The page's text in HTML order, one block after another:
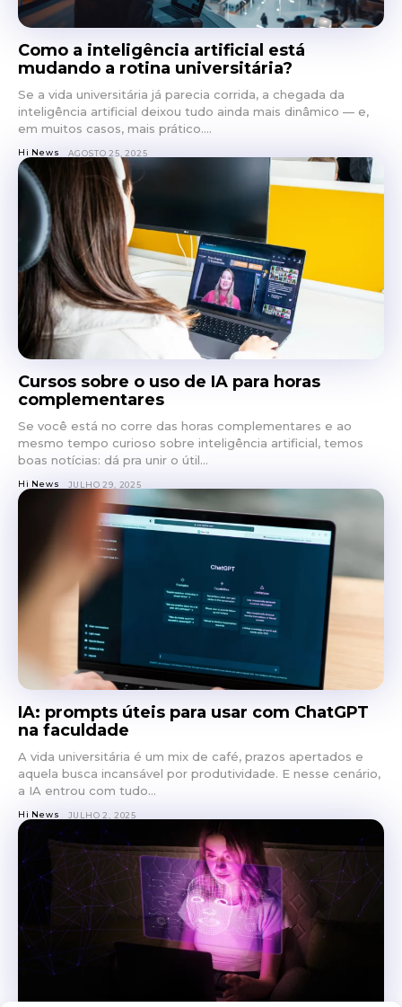
Como a inteligência artificial está
mudando a rotina universitária?
Se a vida universitária já parecia corrida, a chegada da
inteligência artificial deixou tudo ainda mais dinâmico — e,
em muitos casos, mais prático....
Hi News AGOSTO 25, 2025
Cursos sobre o uso de IA para horas
complementares
Se você está no corre das horas complementares e ao
mesmo tempo curioso sobre inteligência artificial, temos
boas notícias: dá pra unir o útil...
Hi News JULHO 29, 2025
IA: prompts úteis para usar com ChatGPT
na faculdade
A vida universitária é um mix de café, prazos apertados e
aquela busca incansável por produtividade. E nesse cenário,
a IA entrou com tudo...
Hi News JULHO 2, 2025